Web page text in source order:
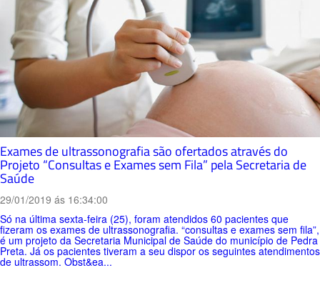
Exames de ultrassonografia são ofertados através do
Projeto “Consultas e Exames sem Fila” pela Secretaria de
Saúde
29/01/2019 ás 16:34:00
Só na última sexta-feira (25), foram atendidos 60 pacientes que
fizeram os exames de ultrassonografia. “consultas e exames sem fila”,
é um projeto da Secretaria Municipal de Saúde do município de Pedra
Preta. Já os pacientes tiveram a seu dispor os seguintes atendimentos
de ultrassom. Obst&ea...